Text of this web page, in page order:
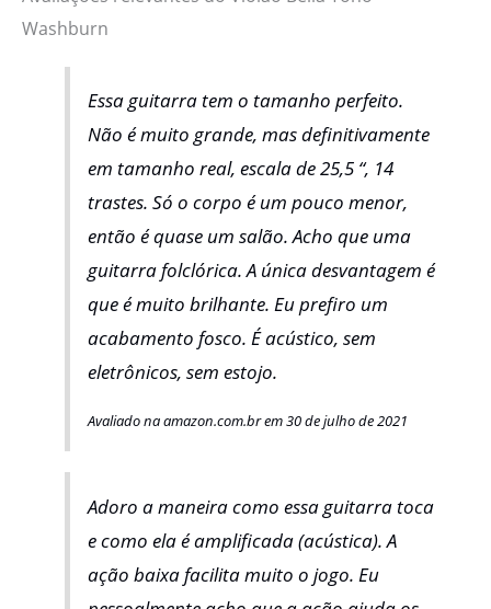
Washburn
Essa guitarra tem o tamanho perfeito.
Não é muito grande, mas definitivamente
em tamanho real, escala de 25,5 “, 14
trastes. Só o corpo é um pouco menor,
então é quase um salão. Acho que uma
guitarra folclórica. A única desvantagem é
que é muito brilhante. Eu prefiro um
acabamento fosco. É acústico, sem
eletrônicos, sem estojo.
Avaliado na amazon.com.br em 30 de julho de 2021
Adoro a maneira como essa guitarra toca
e como ela é amplificada (acústica). A
ação baixa facilita muito o jogo. Eu